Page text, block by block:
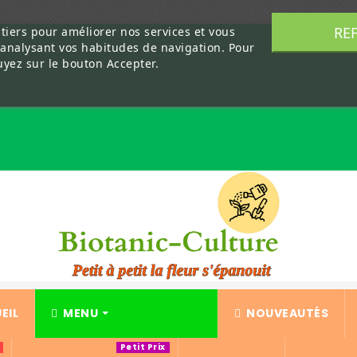
MENU NOUVEAUTÉS
Petit Prix
pour améliorer nos services et vous
vos habitudes de navigation. Pour
sur le bouton Accepter.